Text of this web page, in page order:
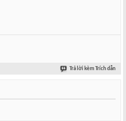
Trả lời kèm Trích dẫn